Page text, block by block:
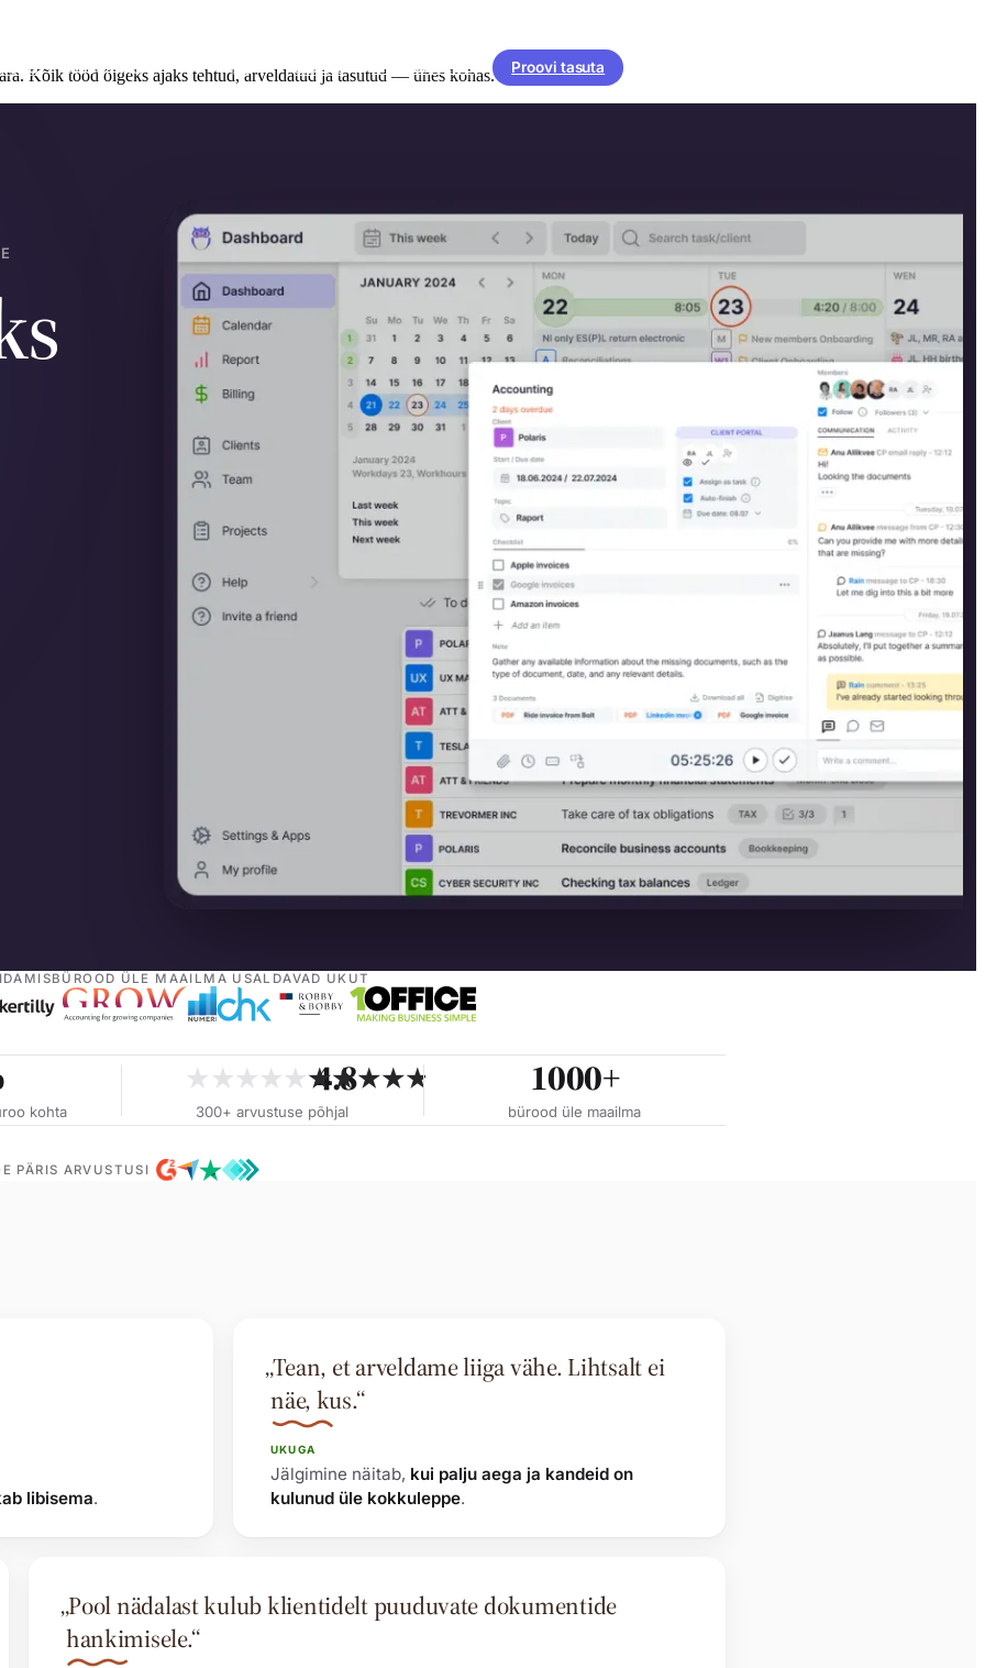
Kasulikku Sisene Broneeri demo Proovi tasuta
Kõik tööd õigeks ajaks tehtud, arveldatud ja tasutud — ühes kohas.
ÜLE MAAILMA USALDAVAD UKUT
kohta
★★★★★★★★★★
4.8
300+ arvustuse põhjal
1000+
bürood üle maailma
PÄRIS ARVUSTUSI
libisema.
„Tean, et arveldame liiga vähe. Lihtsalt ei
näe, kus.“
UKUGA
Jälgimine näitab, kui palju aega ja kandeid on
kulunud üle kokkuleppe.
„Pool nädalast kulub klientidelt puuduvate dokumentide
hankimisele.“